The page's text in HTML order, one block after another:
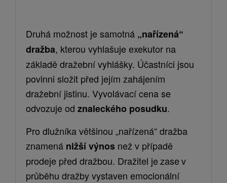
Druhá možnost je samotná „nařízená“
dražba, kterou vyhlašuje exekutor na
základě dražební vyhlášky. Účastníci jsou
povinni složit před jejím zahájením
dražební jistinu. Vyvolávací cenase
odvozuje od znaleckého posudku.
Pro dlužníkavětšinou „nařízená“dražba
znamená nižší výnos než v případě
prodeje před dražbou. Dražitel jezasev
průběhu dražby vystaven emocionální